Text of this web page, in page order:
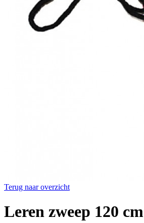
Terug naar overzicht
Leren zweep 120 cm